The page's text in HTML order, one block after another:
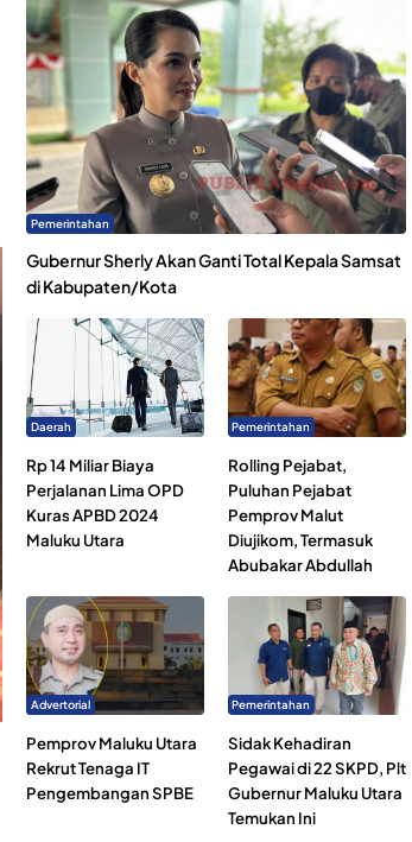
Pemerintahan
Gubernur Sherly Akan Ganti Total Kepala Samsat
di Kabupaten/Kota
Daerah
Rp 14 Miliar Biaya
Perjalanan Lima OPD
Kuras APBD 2024
Maluku Utara
Pemerintahan
Rolling Pejabat,
Puluhan Pejabat
Pemprov Malut
Diujikom, Termasuk
Abubakar Abdullah
Advertorial
Pemprov Maluku Utara
Rekrut Tenaga IT
Pengembangan SPBE
Pemerintahan
Sidak Kehadiran
Pegawai di 22 SKPD, Plt
Gubernur Maluku Utara
Temukan Ini